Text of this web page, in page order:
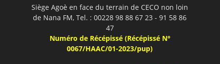
Siège Agoè en face du terrain de CECO non loin
de Nana FM, Tel. : 00228 98 88 67 23 - 91 58 86
47
Numéro de Récépissé (Récépissé N°
0067/HAAC/01-2023/pup)